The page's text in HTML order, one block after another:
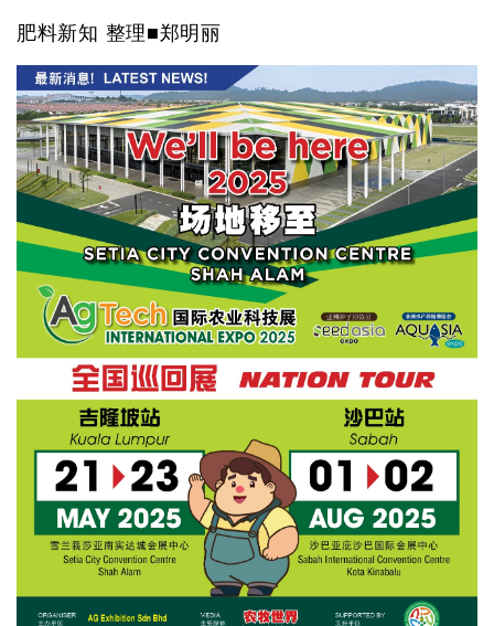
肥料新知 整理■郑明丽